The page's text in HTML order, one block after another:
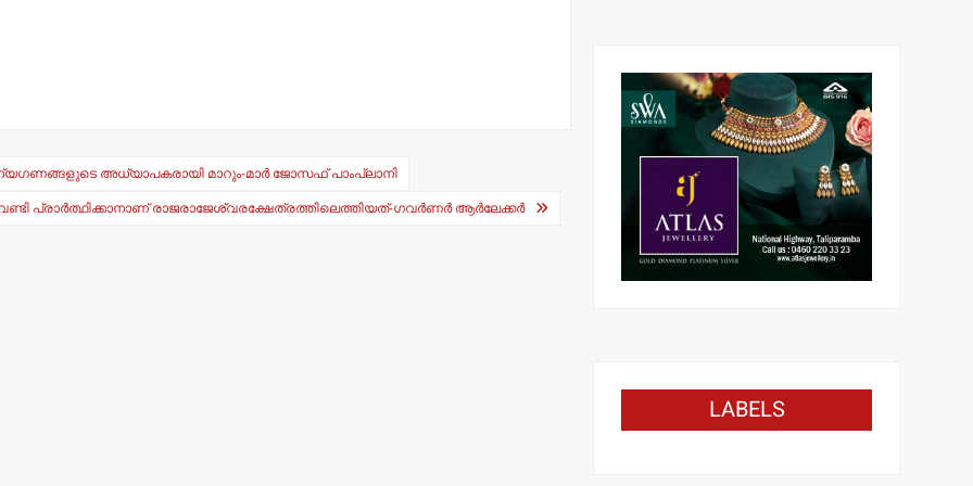
അധ്യാപകരായി മാറും-മാര്‍ ജോസഫ് പാംപ്ലാനി
പ്രാര്‍ത്ഥിക്കാനാണ് രാജരാജേശ്വരക്ഷേത്രത്തിലെത്തിയത്-ഗവര്‍ണര്‍ ആര്‍ലേക്കര്‍
LABELS